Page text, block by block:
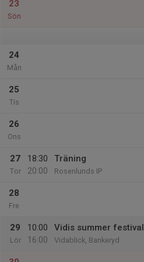
23
Sön
24
Mån
25
Tis
26
Ons
27
Tor
18:30
20:00
Träning
Rosenlunds IP
28
Fre
29
Lör
10:00
16:00
Vidis summer festival
Vidablick, Bankeryd